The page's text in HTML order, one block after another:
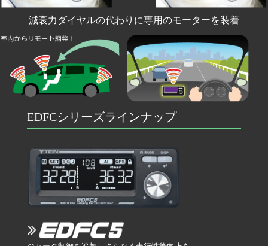
減衰力ダイヤルの代わりに専用のモーターを装着
EDFCシリーズラインナップ